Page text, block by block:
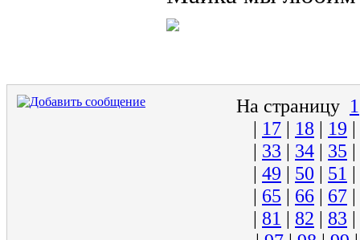
На страницу 1
| 17 | 18 | 19 |
| 33 | 34 | 35 |
| 49 | 50 | 51 |
| 65 | 66 | 67 |
| 81 | 82 | 83 |